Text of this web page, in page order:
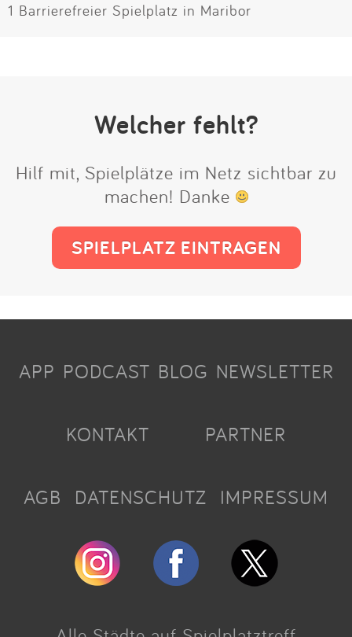
1 Barrierefreier Spielplatz in Maribor
Welcher fehlt?
Hilf mit, Spielplätze im Netz sichtbar zu
machen! Danke
SPIELPLATZ EINTRAGEN
APP PODCAST BLOG NEWSLETTER
KONTAKT PARTNER
AGB DATENSCHUTZ IMPRESSUM